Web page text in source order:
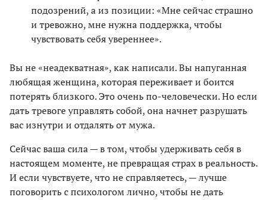
подозрений, а из позиции: «Мне сейчас страшно
и тревожно, мне нужна поддержка, чтобы
чувствовать себя увереннее».
Вы не «неадекватная», как написали. Вы напуганная
любящая женщина, которая переживает и боится
потерять близкого. Это очень по-человечески. Но если
дать тревоге управлять собой, она начнет разрушать
вас изнутри и отдалять от мужа.
Сейчас ваша сила — в том, чтобы удерживать себя в
настоящем моменте, не превращая страх в реальность.
И если чувствуете, что не справляетесь, — лучше
поговорить с психологом лично, чтобы не дать